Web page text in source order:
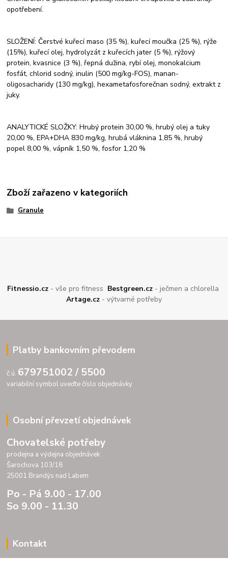
opotřebení.
SLOŽENÍ: Čerstvé kuřecí maso (35 %), kuřecí moučka (25 %), rýže
(15%), kuřecí olej, hydrolyzát z kuřecích jater (5 %), rýžový
protein, kvasnice (3 %), řepná dužina, rybí olej, monokalcium
fosfát, chlorid sodný, inulin (500 mg/kg-FOS), manan-
oligosacharidy (130 mg/kg), hexametafosforečnan sodný, extrakt z
juky.
ANALYTICKÉ SLOŽKY: Hrubý protein 30,00 %, hrubý olej a tuky
20,00 %, EPA+DHA 830 mg/kg, hrubá vláknina 1,85 %, hrubý
popel 8,00 %, vápník 1,50 %, fosfor 1,20 %
Zboží zařazeno v kategoriích
Granule
Fitnessio.cz - vše pro fitness Bestgreen.cz - ječmen a chlorella
Artage.cz - výtvarné potřeby
Platby bankovním převodem
č.ú. 679751002 / 5500
variabilní symbol uveďte číslo objednávky
Osobní převzetí objednávek
Chovatelské potřeby
prodejna a výdejna objednávek
Šarochova 103/18
25001 Brandýs nad Labem
Po - Pá 9.00 - 17.00
So 9.00 - 11.30
Kontakt